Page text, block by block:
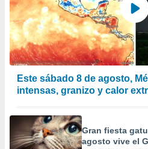
Este sábado 8 de agosto,
intensas, granizo y calor
Gran fiesta
agosto vive el